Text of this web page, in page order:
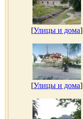
[Улицы и дома]
[Улицы и дома]